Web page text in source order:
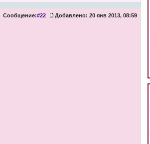
Сообщение:#22 Добавлено: 20 янв 2013, 08:59